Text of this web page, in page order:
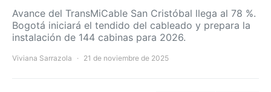
Avance del TransMiCable San Cristóbal llega al 78 %.
Bogotá iniciará el tendido del cableado y prepara la
instalación de 144 cabinas para 2026.
Viviana Sarrazola 21 de noviembre de 2025